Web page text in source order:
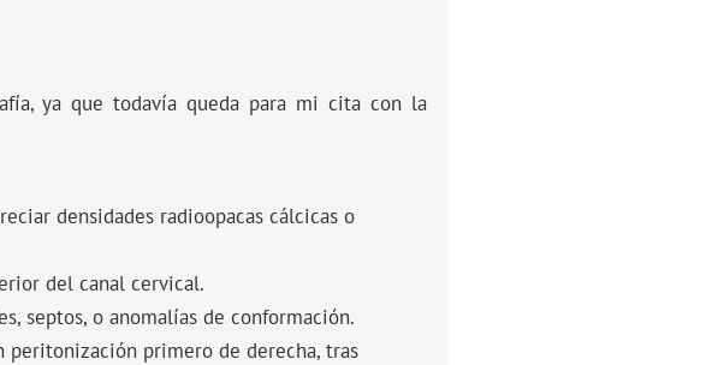
ya que todavía queda para mi cita con la
densidades radioopacas cálcicas o
del canal cervical.
septos, o anomalías de conformación.
peritonización primero de derecha, tras